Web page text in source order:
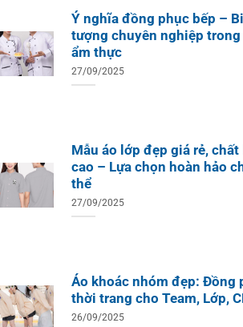
Ý nghĩa đồng phục bếp –
tượng chuyên nghiệp trong
ẩm thực
27/09/2025
Mẫu áo lớp đẹp giá rẻ,
cao – Lựa chọn hoàn hảo
thể
27/09/2025
Áo khoác nhóm đẹp: Đồng
thời trang cho Team, Lớp,
26/09/2025